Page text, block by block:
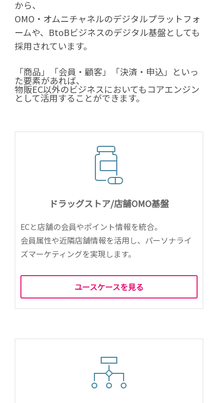
から、
OMO・オムニチャネルのデジタルプラットフォ
ームや、BtoBビジネスのデジタル基盤としても
採用されています。
「商品」「会員・顧客」「決済・申込」 といっ
た要素があれば、
物販EC以外のビジネスにおいてもコアエンジン
として活用することができます。
ドラッグストア/店舗OMO基盤
ECと店舗の会員やポイント情報を統合。
会員属性や近隣店舗情報を活用し、パーソナライ
ズマーケティングを実現します。
ユースケースを見る